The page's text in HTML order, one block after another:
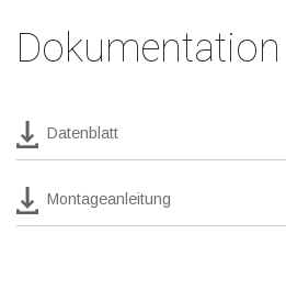
Dokumentation
Datenblatt
Montageanleitung